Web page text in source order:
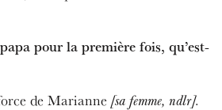
pour la première fois, qu’est-
de Marianne [sa femme, ndlr].